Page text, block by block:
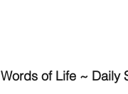
Words of Life ~ Daily